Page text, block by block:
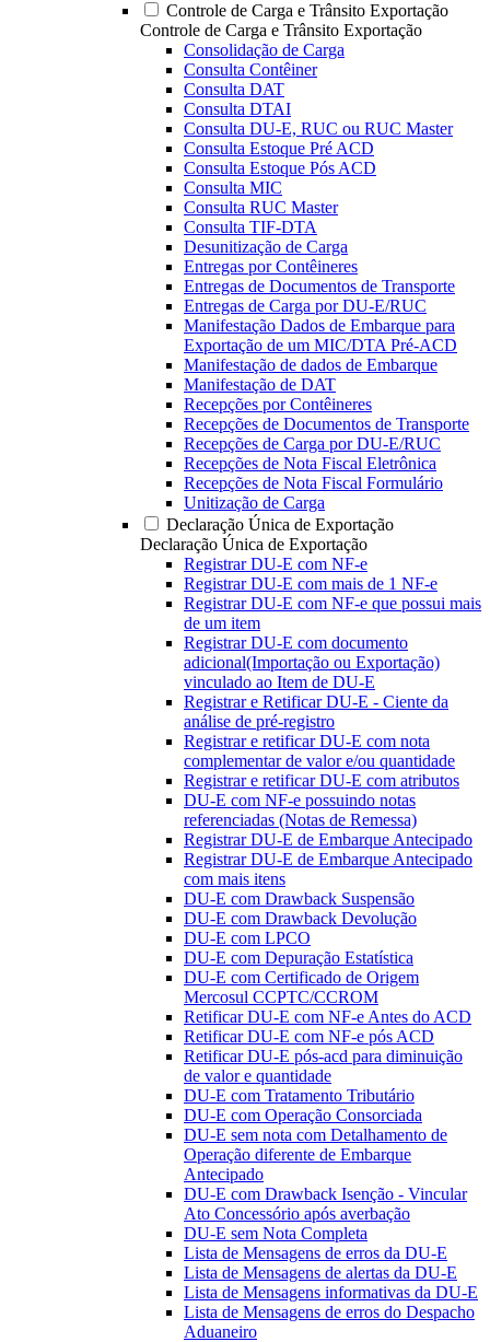
Controle de Carga e Trânsito Exportação
Controle de Carga e Trânsito Exportação
Consolidação de Carga
Consulta Contêiner
Consulta DAT
Consulta DTAI
Consulta DU-E, RUC ou RUC Master
Consulta Estoque Pré ACD
Consulta Estoque Pós ACD
Consulta MIC
Consulta RUC Master
Consulta TIF-DTA
Desunitização de Carga
Entregas por Contêineres
Entregas de Documentos de Transporte
Entregas de Carga por DU-E/RUC
Manifestação Dados de Embarque para
Exportação de um MIC/DTA Pré-ACD
Manifestação de dados de Embarque
Manifestação de DAT
Recepções por Contêineres
Recepções de Documentos de Transporte
Recepções de Carga por DU-E/RUC
Recepções de Nota Fiscal Eletrônica
Recepções de Nota Fiscal Formulário
Unitização de Carga
Declaração Única de Exportação
Declaração Única de Exportação
Registrar DU-E com NF-e
Registrar DU-E com mais de 1 NF-e
Registrar DU-E com NF-e que possui mais
de um item
Registrar DU-E com documento
adicional(Importação ou Exportação)
vinculado ao Item de DU-E
Registrar e Retificar DU-E - Ciente da
análise de pré-registro
Registrar e retificar DU-E com nota
complementar de valor e/ou quantidade
Registrar e retificar DU-E com atributos
DU-E com NF-e possuindo notas
referenciadas (Notas de Remessa)
Registrar DU-E de Embarque Antecipado
Registrar DU-E de Embarque Antecipado
com mais itens
DU-E com Drawback Suspensão
DU-E com Drawback Devolução
DU-E com LPCO
DU-E com Depuração Estatística
DU-E com Certificado de Origem
Mercosul CCPTC/CCROM
Retificar DU-E com NF-e Antes do ACD
Retificar DU-E com NF-e pós ACD
Retificar DU-E pós-acd para diminuição
de valor e quantidade
DU-E com Tratamento Tributário
DU-E com Operação Consorciada
DU-E sem nota com Detalhamento de
Operação diferente de Embarque
Antecipado
DU-E com Drawback Isenção - Vincular
Ato Concessório após averbação
DU-E sem Nota Completa
Lista de Mensagens de erros da DU-E
Lista de Mensagens de alertas da DU-E
Lista de Mensagens informativas da DU-E
Lista de Mensagens de erros do Despacho
Aduaneiro